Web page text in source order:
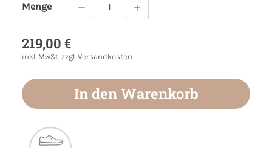
Menge
Produkt Anzahl: Gib den gewünschten
219,00 €
inkl. MwSt. zzgl. Versandkosten
In den Warenkorb